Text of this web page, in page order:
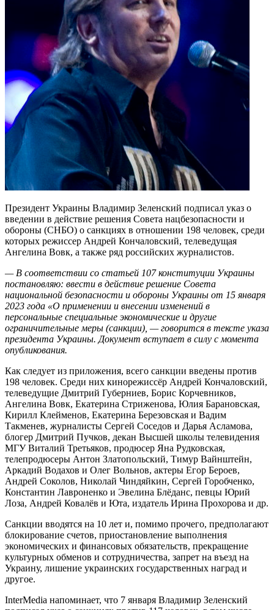
Президент Украины Владимир Зеленский подписал указ о
введении в действие решения Совета нацбезопасности и
обороны (СНБО) о санкциях в отношении 198 человек, среди
которых режиссер Андрей Кончаловский, телеведущая
Ангелина Вовк, а также ряд российских журналистов.
— В соответствии со статьей 107 конституции Украины
постановляю: ввести в действие решение Совета
национальной безопасности и обороны Украины от 15 января
2023 года «О применении и внесении изменений в
персональные специальные экономические и другие
ограничительные меры (санкции), — говорится в тексте указа
президента Украины. Документ вступает в силу с момента
опубликования.
Как следует из приложения, всего санкции введены против
198 человек. Среди них кинорежиссёр Андрей Кончаловский,
телеведущие Дмитрий Губерниев, Борис Корчевников,
Ангелина Вовк, Екатерина Стриженова, Юлия Барановская,
Кирилл Клейменов, Екатерина Березовская и Вадим
Такменев, журналисты Сергей Соседов и Дарья Асламова,
блогер Дмитрий Пучков, декан Высшей школы телевидения
МГУ Виталий Третьяков, продюсер Яна Рудковская,
телепродюсеры Антон Златопольский, Тимур Вайнштейн,
Аркадий Водахов и Олег Вольнов, актеры Егор Бероев,
Андрей Соколов, Николай Чиндяйкин, Сергей Горобченко,
Константин Лавроненко и Эвелина Блёданс, певцы Юрий
Лоза, Андрей Ковалёв и Юта, издатель Ирина Прохорова и др.
Санкции вводятся на 10 лет и, помимо прочего, предполагают
блокирование счетов, приостановление выполнения
экономических и финансовых обязательств, прекращение
культурных обменов и сотрудничества, запрет на въезд на
Украину, лишение украинских государственных наград и
другое.
InterMedia напоминает, что 7 января Владимир Зеленский